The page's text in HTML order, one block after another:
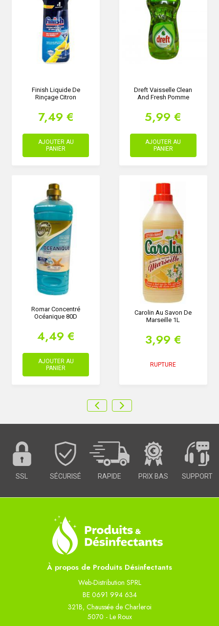
Finish Liquide De
Rinçage Citron
7,49 €
AJOUTER AU
PANIER
Dreft Vaisselle Clean
And Fresh Pomme
5,99 €
AJOUTER AU
PANIER
Romar Concentré
Océanique 80D
4,49 €
AJOUTER AU
PANIER
Carolin Au Savon De
Marseille 1L
3,99 €
RUPTURE
SSL SÉCURISÉ RAPIDE PRIX BAS SUPPORT
À propos de Produits Désinfectants
Web-Distribution SPRL
BE 0691 994 634
321B, Chaussée de Charleroi
5070 - Le Roux